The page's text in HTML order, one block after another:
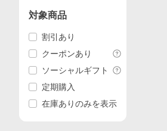
対象商品
割引あり
クーポンあり
ソーシャルギフト
定期購入
在庫ありのみを表示